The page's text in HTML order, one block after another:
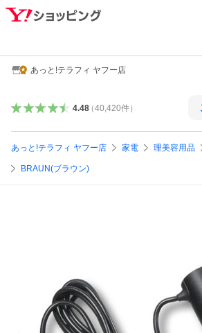
あっと!テラフィ ヤフー店
4.48（40,420件）
あっと!テラフィ ヤフー店 家電 理美容用品
BRAUN(ブラウン)